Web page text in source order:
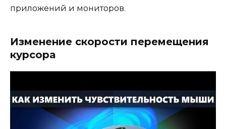
приложений и мониторов.
Изменение скорости перемещения
курсора